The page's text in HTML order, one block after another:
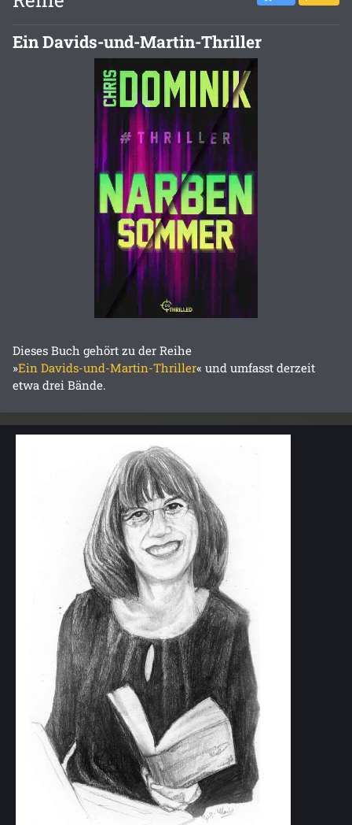
Ein Davids-und-Martin-Thriller
Dieses Buch gehört zu der Reihe
»Ein Davids-und-Martin-Thriller« und umfasst derzeit
etwa drei Bände.